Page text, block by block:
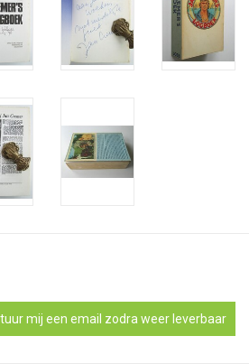
mij een email zodra weer leverbaar